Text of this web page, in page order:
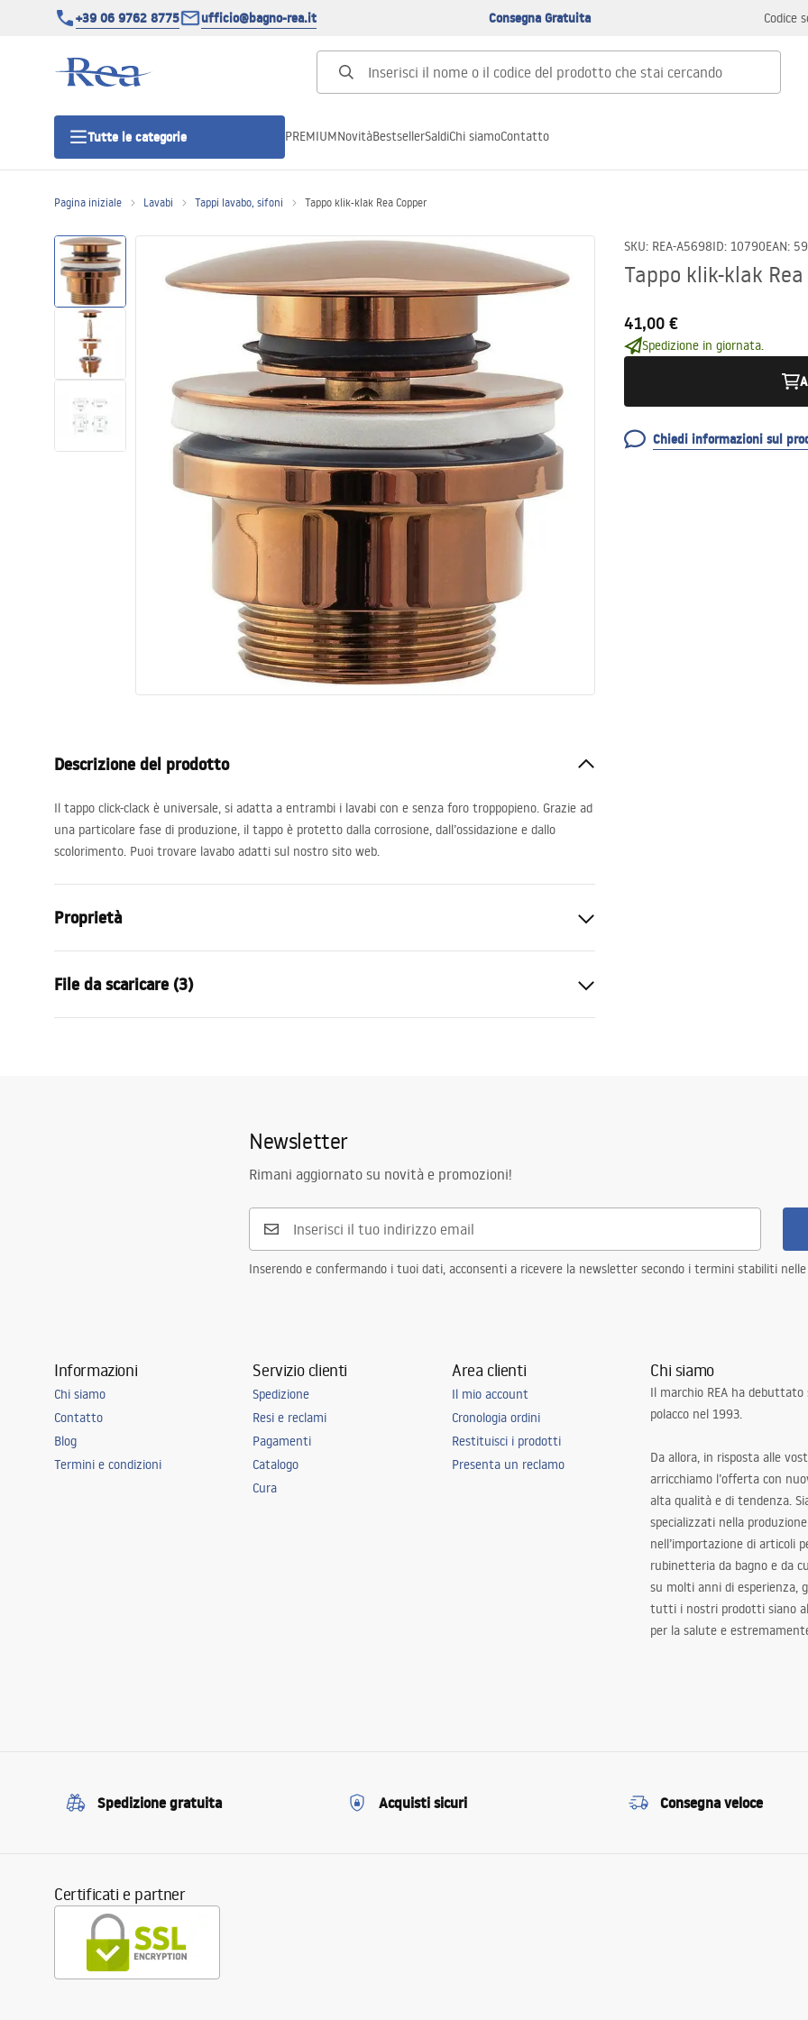
+39 06 9762 8775 ufficio@bagno-rea.it Consegna Gratuita Codice
Tutte le categorie
Porte doccia
Canaline di scarico
Set di vaso WC e bidet
Vasche da bagno e schermi vasca
PREMIUMNovitàBestsellerSaldiChi siamoContatto
Pagina iniziale Lavabi Tappi lavabo, sifoni Tappo klik-klak Rea Copper
SKU: REA-A5698ID: 10790EAN:
Tappo klik-klak
41,00 €
Spedizione in giornata.
Chiedi informazioni sul
Descrizione del prodotto
Il tappo click-clack è universale, si adatta a entrambi i lavabi con e senza foro troppopieno. Grazie ad
una particolare fase di produzione, il tappo è protetto dalla corrosione, dall’ossidazione e dallo
scolorimento. Puoi trovare lavabo adatti sul nostro sito web.
Proprietà
Materiale
Colore
Rame
File da scaricare (3)
Newsletter
Rimani aggiornato su novità e promozioni!
Inserendo e confermando i tuoi dati, acconsenti a ricevere la newsletter secondo i termini stabiliti nelle
Informazioni
Chi siamo
Contatto
Blog
Termini e condizioni
Servizio clienti
Spedizione
Resi e reclami
Pagamenti
Catalogo
Cura
Area clienti
Il mio account
Cronologia ordini
Restituisci i prodotti
Presenta un reclamo
Chi siamo
Il marchio REA ha
polacco nel 1993.
Da allora, in risposta alle
arricchiamo l’offerta con
alta qualità e di tendenza.
specializzati nella
nell’importazione di articoli
rubinetteria da bagno e da
su molti anni di esperienza,
tutti i nostri prodotti siano
per la salute e
Spedizione gratuita Acquisti sicuri Consegna veloce
Certificati e partner